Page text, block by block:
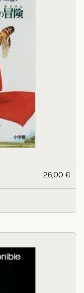
26,00 €